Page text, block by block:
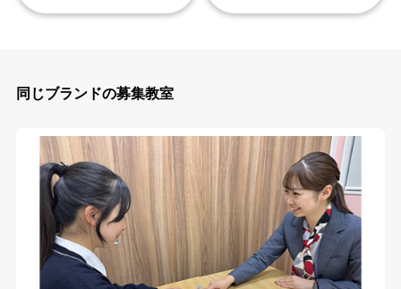
同じブランドの募集教室